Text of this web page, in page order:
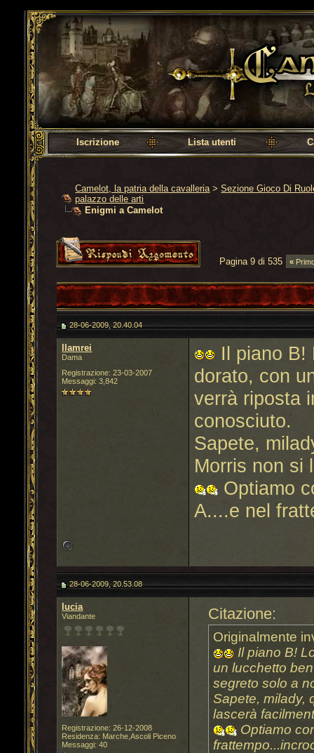
Camelot, la patria della cavalleria
Iscrizione Lista utenti
Camelot, la patria della cavalleria >Sezione Gioco Di
palazzo delle arti
Enigmi a Camelot
Pagina 9 di 535 «
28-06-2009, 20.40.04
llamrei
Dama
Registrazione: 23-03-2007
Messaggi: 3,842
Il piano B!
dorato, con
verrà riposta
conosciuto.
Sapete,
Morris non si
Optiamo
A....e nel
28-06-2009, 20.53.08
lucia
Viandante
Registrazione: 26-12-2008
Residenza: Marche,Ascoli Piceno
Messaggi: 40
Citazione:
Originalmente
Il piano B!
un lucchetto
segreto solo a
Sapete, milady,
lascerà
Optiamo